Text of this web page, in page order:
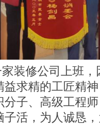
装修公司上班，
求精的工匠精
子、高级工程
活，为人诚恳